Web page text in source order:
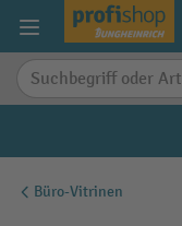
springen
Büro-Vitrinen